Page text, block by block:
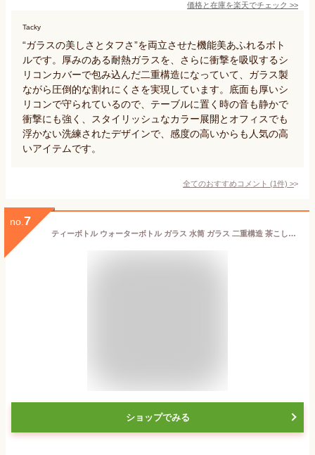
価格と在庫を楽天でチェック >>
Tacky
“ガラスの美しさとタフさ”を両立させた機能美あふれるボト
ルです。厚みのある耐熱ガラスを、さらに衝撃を吸収するシ
リコンカバーで包み込んだ二重構造になっていて、ガラス製
ながら圧倒的な割れにくさを実現しています。底面も厚いシ
リコンで守られているので、テーブルに置く時の音も静かで
衝撃にも強く、スタイリッシュなカラー展開とオフィスでも
浮かない洗練されたデザインで、感度の高いからも人気の高
いアイテムです。
全てのおすすめコメント (1件) >
no. 7
ティーボトル ウォーターボトル ガラス 水筒 ガラス 二重構造 茶こし付きタンブラー 350ml ポータブル トラベル マグ ティー タンブラー
ショップでみる